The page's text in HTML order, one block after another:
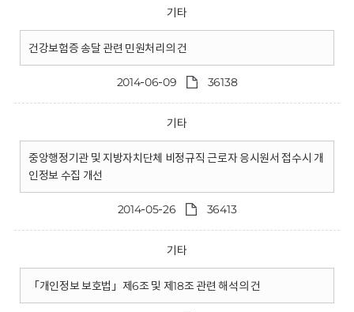
기타
건강보험증 송달 관련 민원처리의 건
2014-06-09 36138
기타
중앙행정기관 및 지방자치단체 비정규직 근로자 응시원서 접수시 개
인정보 수집 개선
2014-05-26 36413
기타
「개인정보 보호법」제6조 및 제18조 관련 해석의 건